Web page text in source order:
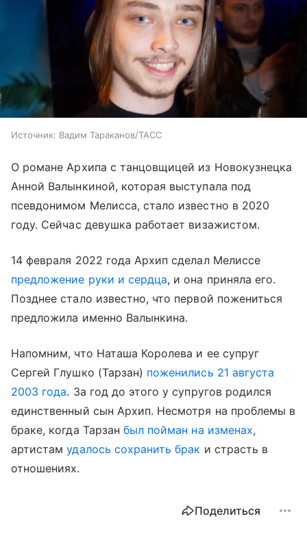
Источник: Вадим Тараканов/ТАСС
О романе Архипа с танцовщицей из Новокузнецка
Анной Валынкиной, которая выступала под
псевдонимом Мелисса, стало известно в 2020
году. Сейчас девушка работает визажистом.
14 февраля 2022 года Архип сделал Мелиссе
предложение руки и сердца, и она приняла его.
Позднее стало известно, что первой пожениться
предложила именно Валынкина.
Напомним, что Наташа Королева и ее супруг
Сергей Глушко (Тарзан) поженились 21 августа
2003 года. За год до этого у супругов родился
единственный сын Архип. Несмотря на проблемы в
браке, когда Тарзан был пойман на изменах,
артистамудалось сохранить брак и страсть в
отношениях.
Поделиться